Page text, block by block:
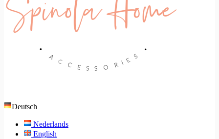
Deutsch
Nederlands
English